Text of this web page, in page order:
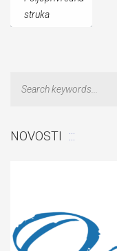
struka
NOVOSTI